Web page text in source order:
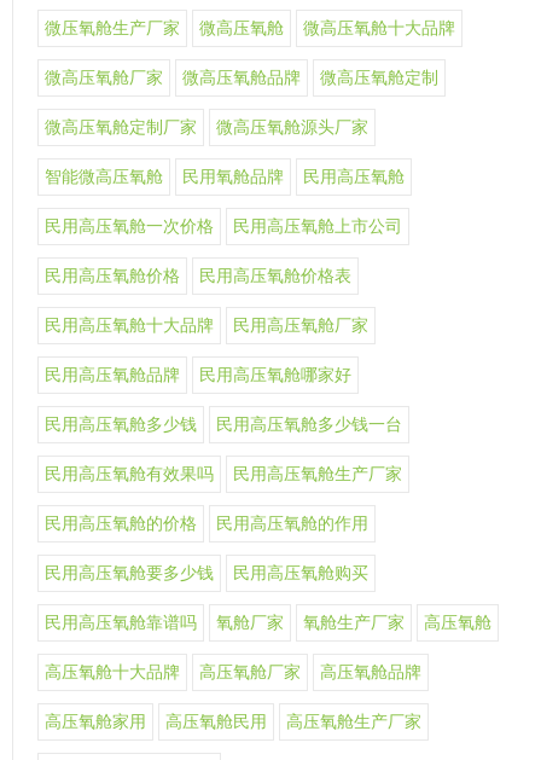
微压氧舱生产厂家 微高压氧舱 微高压氧舱十大品牌
微高压氧舱厂家 微高压氧舱品牌 微高压氧舱定制
微高压氧舱定制厂家 微高压氧舱源头厂家
智能微高压氧舱 民用氧舱品牌 民用高压氧舱
民用高压氧舱一次价格 民用高压氧舱上市公司
民用高压氧舱价格 民用高压氧舱价格表
民用高压氧舱十大品牌 民用高压氧舱厂家
民用高压氧舱品牌 民用高压氧舱哪家好
民用高压氧舱多少钱 民用高压氧舱多少钱一台
民用高压氧舱有效果吗 民用高压氧舱生产厂家
民用高压氧舱的价格 民用高压氧舱的作用
民用高压氧舱要多少钱 民用高压氧舱购买
民用高压氧舱靠谱吗 氧舱厂家 氧舱生产厂家 高压氧舱
高压氧舱十大品牌 高压氧舱厂家 高压氧舱品牌
高压氧舱家用 高压氧舱民用 高压氧舱生产厂家